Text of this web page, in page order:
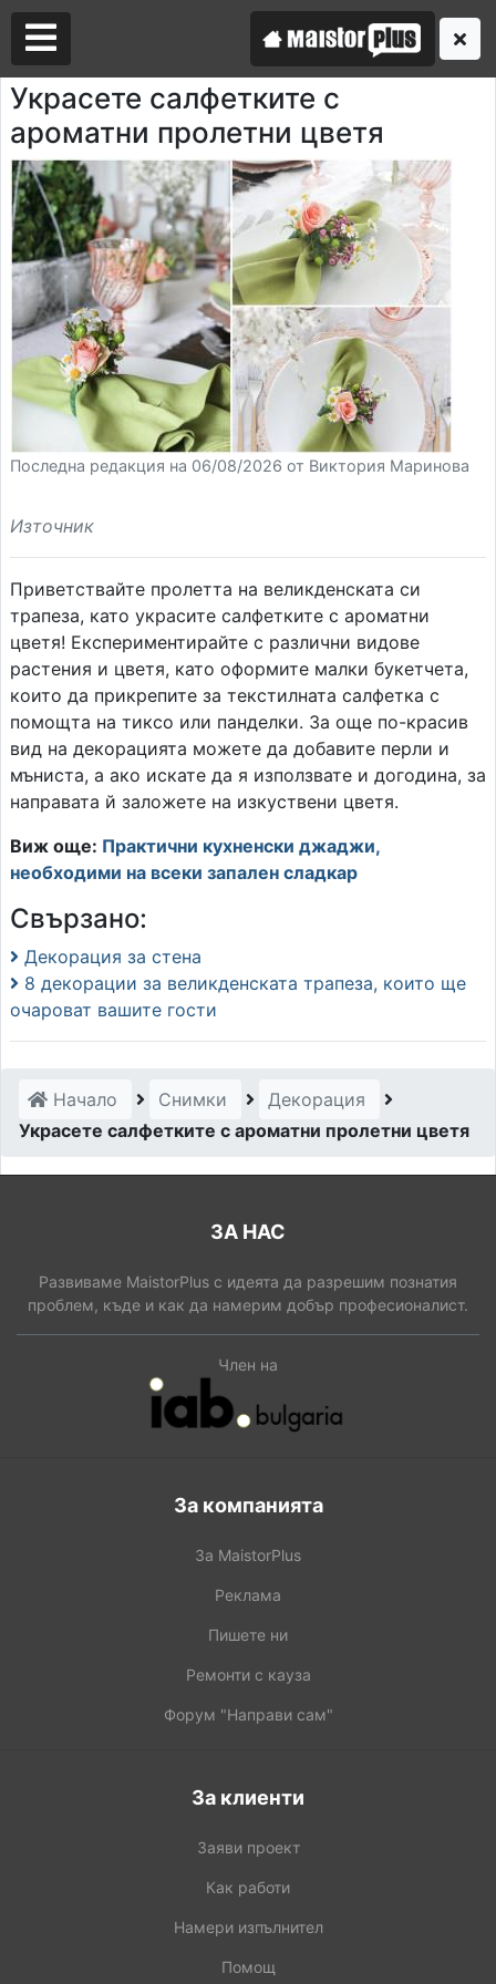
Украсете салфетките с
ароматни пролетни цветя
Последна редакция на 06/08/2026 от Виктория Маринова
Източник
Приветствайте пролетта на великденската си
трапеза, като украсите салфетките с ароматни
цветя! Експериментирайте с различни видове
растения и цветя, като оформите малки букетчета,
които да прикрепите за текстилната салфетка с
помощта на тиксо или панделки. За още по-красив
вид на декорацията можете да добавите перли и
мъниста, а ако искате да я използвате и догодина, за
направата й заложете на изкуствени цветя.
Виж още: Практични кухненски джаджи,
необходими на всеки запален сладкар
Свързано:
Декорация за стена
8 декорации за великденската трапеза, които ще
очароват вашите гости
Начало Снимки
Декорация
Украсете салфетките с ароматни пролетни цветя
ЗА НАС
Развиваме MaistorPlus с идеята да разрешим познатия
проблем, къде и как да намерим добър професионалист.
Член на
За компанията
За MaistorPlus
Реклама
Пишете ни
Ремонти с кауза
Форум "Направи сам"
За клиенти
Заяви проект
Как работи
Намери изпълнител
Помощ
Аз съм майстор
Търся майстор